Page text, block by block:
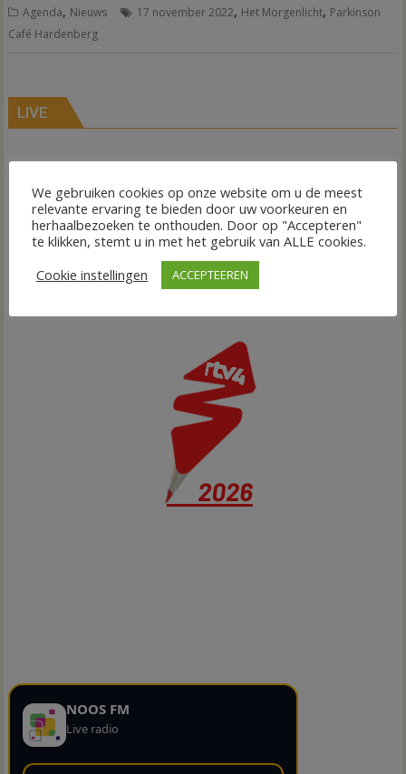
Agenda, Nieuws 17 november 2022, Het Morgenlicht, Parkinson
Café Hardenberg
LIVE
NOOS FM
Live radio
We gebruiken cookies op onze website om u de meest
relevante ervaring te bieden door uw voorkeuren en
herhaalbezoeken te onthouden. Door op "Accepteren"
te klikken, stemt u in met het gebruik van ALLE cookies.
Cookie instellingen
ACCEPTEEREN